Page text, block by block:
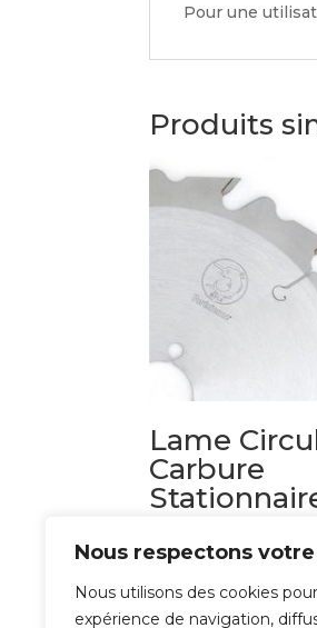
Nous respectons
Nous utilisons des cookies
expérience de navigation,
Pour une
Produits
Lame
Carbure
alterné
polyvalent